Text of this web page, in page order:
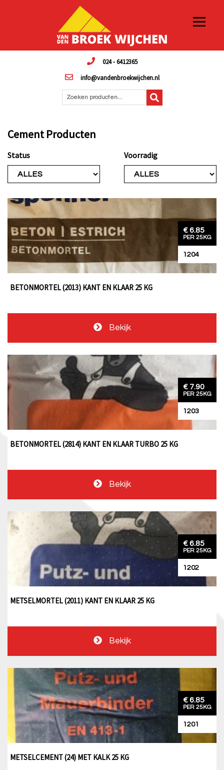
024 - 6412365
info@vandenbroekwijchen.nl
Zoeken producten...
Cement Producten
Status Voorradig
€ 6.85
PER 25KG
1204
BETONMORTEL (2013) KANT EN KLAAR 25 KG
Bekijk
€ 7.90
PER 25KG
1203
BETONMORTEL (2814) KANT EN KLAAR TURBO 25 KG
Bekijk
€ 6.85
PER 25KG
1202
METSELMORTEL (2011) KANT EN KLAAR 25 KG
Bekijk
€ 6.85
PER 25KG
1201
METSELCEMENT (24) MET KALK 25 KG